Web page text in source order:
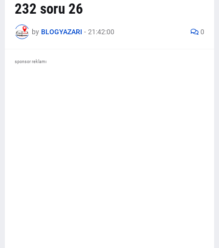
232 soru 26
by BLOGYAZARI - 21:42:00 0
sponsor reklamı